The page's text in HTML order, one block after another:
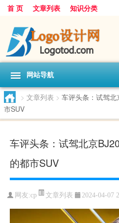
首 页 文章列表 知识分类
网站导航
> 文章列表 > 车评头条：试驾
市SUV
车评头条：试驾北京
的都市SUV
网友:cp 文章列表 2024-04-07